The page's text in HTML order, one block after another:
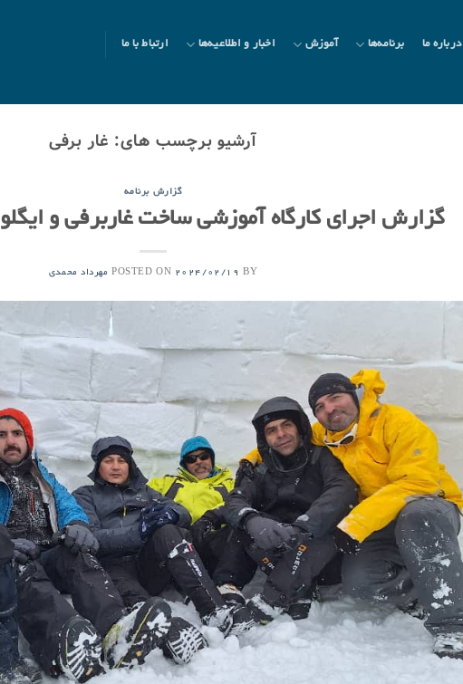
درباره ما برنامه‌ها آموزش اخبار و اطلاعیه‌ها ارتباط با ما
آرشیو برچسب های: غار برفی
گزارش برنامه
گزارش اجرای کارگاه آموزشی ساخت غاربرفی و ایگلو ۲۶ بهمن ۱۴۰۲
POSTED ON 2024/02/19 BY مهرداد محمدی